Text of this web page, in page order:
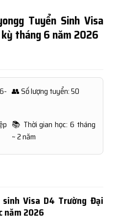
Tuyển Sinh Visa
kỳ tháng 6 năm 2026
👥 Số lượng tuyển: 50
📚 Thời gian học: 6 tháng
~ 2 năm
Visa D4 Trường Đại
năm 2026